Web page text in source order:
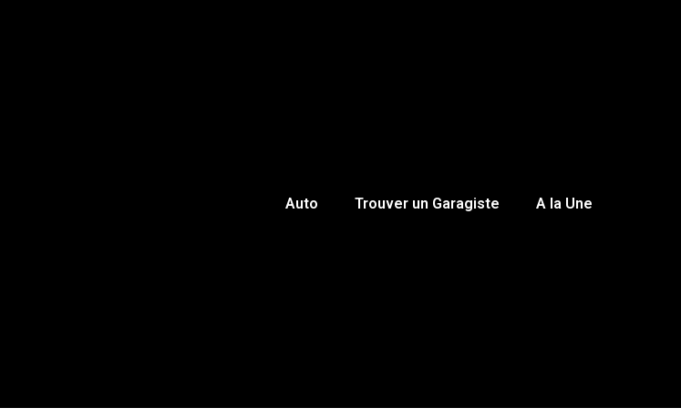
Auto Trouver un Garagiste A la Une